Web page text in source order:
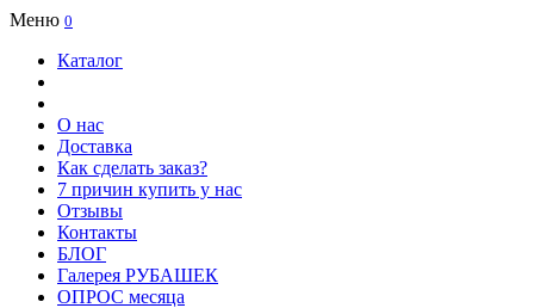
Меню 0
Каталог
О нас
Доставка
Как сделать заказ?
7 причин купить у нас
Отзывы
Контакты
БЛОГ
Галерея РУБАШЕК
ОПРОС месяца